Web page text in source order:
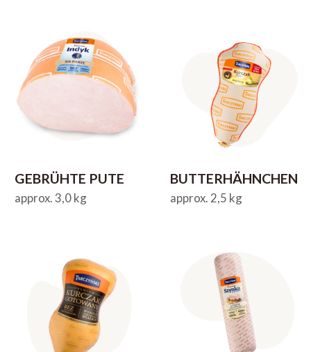
GEBRÜHTE PUTE
approx. 3,0 kg
BUTTERHÄHNCHEN
approx. 2,5 kg